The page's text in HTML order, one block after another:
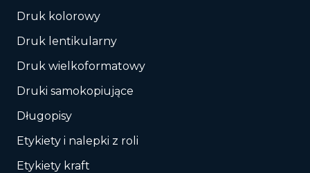
Druk kolorowy
Druk lentikularny
Druk wielkoformatowy
Druki samokopiujące
Długopisy
Etykiety i nalepki z roli
Etykiety kraft